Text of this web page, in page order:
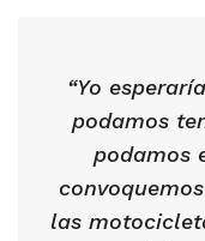
“Yo
podamos
podamos
las